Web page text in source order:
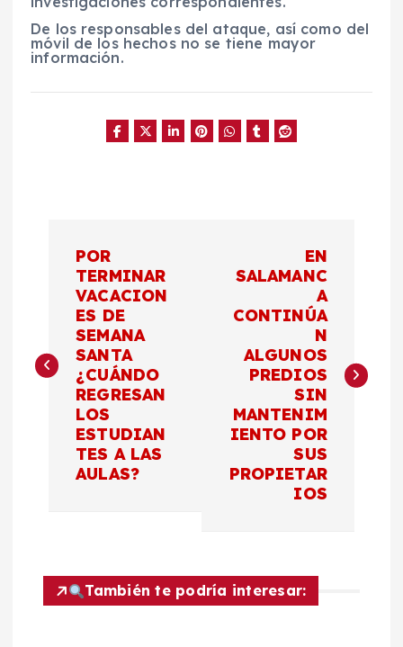
De los responsables del ataque, así como del
móvil de los hechos no se tiene mayor
información.
e
ó
POR
TERMINAR
VACACION
ES DE
SEMANA
SANTA
¿CUÁNDO
REGRESAN
LOS
ESTUDIAN
TES A LAS
AULAS?
EN
SALAMANC
A
CONTINÚA
N
ALGUNOS
PREDIOS
SIN
MANTENIM
IENTO POR
SUS
PROPIETAR
IOS
También te podría interesar: